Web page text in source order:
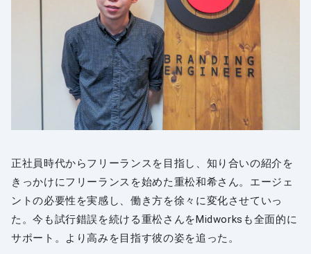
正社員時代からフリーランスを目指し、知り合いの紹介を
きっかけにフリーランスを始めた重松和希さん。エージェ
ントの必要性を実感し、働き方を徐々に変化させていっ
た。今も試行錯誤を続ける重松さんをMidworksも全面的に
サポート。より高みを目指す彼の姿を追った。